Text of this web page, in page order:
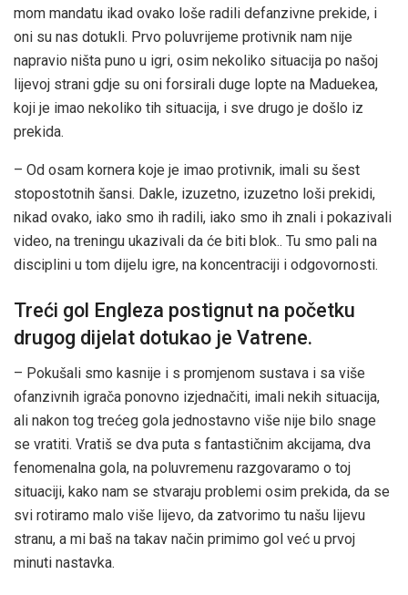
mom mandatu ikad ovako loše radili defanzivne prekide, i
oni su nas dotukli. Prvo poluvrijeme protivnik nam nije
napravio ništa puno u igri, osim nekoliko situacija po našoj
lijevoj strani gdje su oni forsirali duge lopte na Maduekea,
koji je imao nekoliko tih situacija, i sve drugo je došlo iz
prekida.
– Od osam kornera koje je imao protivnik, imali su šest
stopostotnih šansi. Dakle, izuzetno, izuzetno loši prekidi,
nikad ovako, iako smo ih radili, iako smo ih znali i pokazivali
video, na treningu ukazivali da će biti blok.. Tu smo pali na
disciplini u tom dijelu igre, na koncentraciji i odgovornosti.
Treći gol Engleza postignut na početku
drugog dijelat dotukao je Vatrene.
– Pokušali smo kasnije i s promjenom sustava i sa više
ofanzivnih igrača ponovno izjednačiti, imali nekih situacija,
ali nakon tog trećeg gola jednostavno više nije bilo snage
se vratiti. Vratiš se dva puta s fantastičnim akcijama, dva
fenomenalna gola, na poluvremenu razgovaramo o toj
situaciji, kako nam se stvaraju problemi osim prekida, da se
svi rotiramo malo više lijevo, da zatvorimo tu našu lijevu
stranu, a mi baš na takav način primimo gol već u prvoj
minuti nastavka.